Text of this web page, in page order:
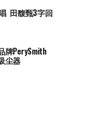
田馥甄3字回
牌PerySmith
尘器